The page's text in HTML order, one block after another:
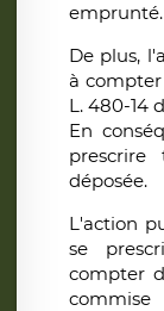
emprunté.
De plus,
à
L. 480-14
En
déposée.
L'action
se
compter